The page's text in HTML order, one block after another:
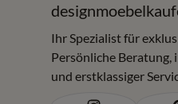
Ihr Spezialist für
Persönliche Beratung,
und erstklassiger